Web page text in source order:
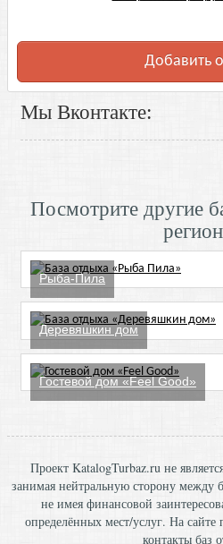
Добавить
Мы Вконтакте:
Посмотрите другие
Рыба-Пила
Деревяшкин дом
Гостевой дом «Feel Good»
Проект KatalogTurbaz.ru не
занимая нейтральную сторону между
не имея финансовой
определённых мест/услуг. На сайте
контакты баз